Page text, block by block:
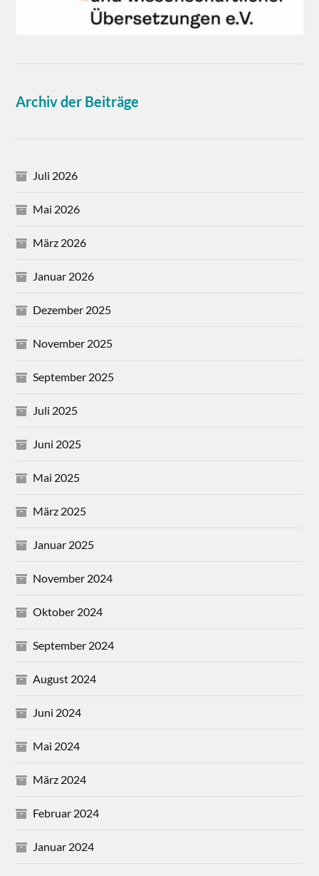
Archiv der Beiträge
Juli 2026
Mai 2026
März 2026
Januar 2026
Dezember 2025
November 2025
September 2025
Juli 2025
Juni 2025
Mai 2025
März 2025
Januar 2025
November 2024
Oktober 2024
September 2024
August 2024
Juni 2024
Mai 2024
März 2024
Februar 2024
Januar 2024